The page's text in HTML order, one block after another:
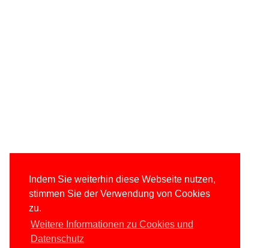
Indem Sie weiterhin diese Webseite nutzen,
stimmen Sie der Verwendung von Cookies
zu.
Weitere Informationen zu Cookies und
Datenschutz